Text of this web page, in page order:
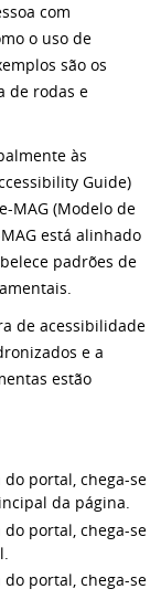
com
o uso de
são os
de rodas e
às
Guide)
MAG (Modelo de
está alinhado
padrões de
de acessibilidade
e a
estão
portal, chega-se
da página.
portal, chega-se
portal, chega-se